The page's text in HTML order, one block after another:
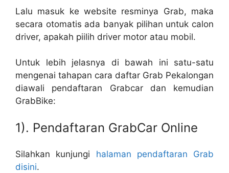
Lalu masuk ke website resminya Grab, maka
secara otomatis ada banyak pilihan untuk calon
driver, apakah piilih driver motor atau mobil.
Untuk lebih jelasnya di bawah ini satu-satu
mengenai tahapan cara daftar Grab Pekalongan
diawali pendaftaran Grabcar dan kemudian
GrabBike:
1). Pendaftaran GrabCar Online
Silahkan kunjungi halaman pendaftaran Grab
disini.